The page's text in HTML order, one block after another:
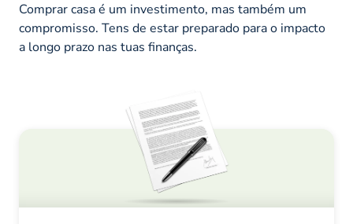
Comprar casa é um investimento, mas também um
compromisso. Tens de estar preparado para o impacto
a longo prazo nas tuas finanças.